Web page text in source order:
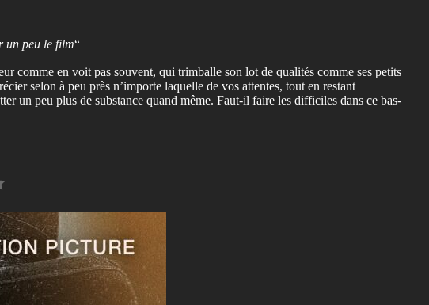
un peu le film“
comme en voit pas souvent, qui trimballe son lot de qualités comme ses petits
selon à peu près n’importe laquelle de vos attentes, tout en restant
un peu plus de substance quand même. Faut-il faire les difficiles dans ce bas-